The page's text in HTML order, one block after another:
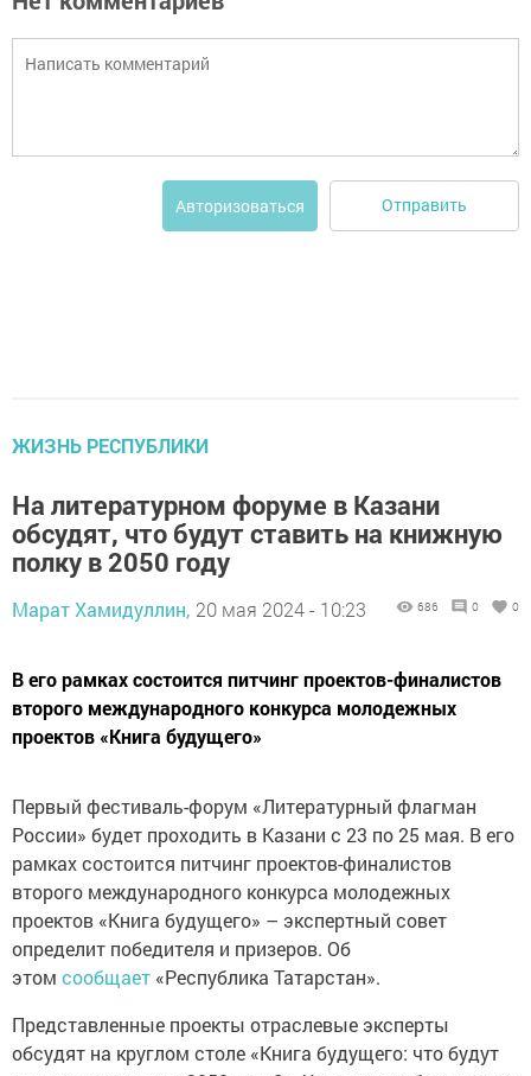
Авторизоваться Отправить
ЖИЗНЬ РЕСПУБЛИКИ
На литературном форуме в Казани
обсудят, что будут ставить на книжную
полку в 2050 году
Марат Хамидуллин, 20 мая 2024 - 10:23 686 0 0
В его рамках состоится питчинг проектов-финалистов
второго международного конкурса молодежных
проектов «Книга будущего»
Первый фестиваль-форум «Литературный флагман
России» будет проходить в Казани с 23 по 25 мая. В его
рамках состоится питчинг проектов-финалистов
второго международного конкурса молодежных
проектов «Книга будущего» – экспертный совет
определит победителя и призеров. Об
этом сообщает «Республика Татарстан».
Представленные проекты отраслевые эксперты
обсудят на круглом столе «Книга будущего: что будут